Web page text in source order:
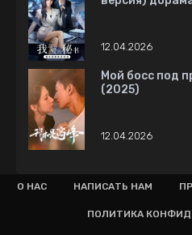
12.04.2026
Мой босс под
(2025)
12.04.2026
О НАС НАПИСАТЬ НАМ
ПОЛИТИКА